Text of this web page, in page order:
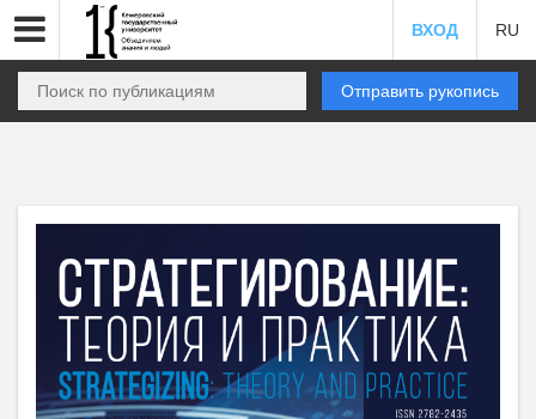
ВХОД RU
Отправить рукопись